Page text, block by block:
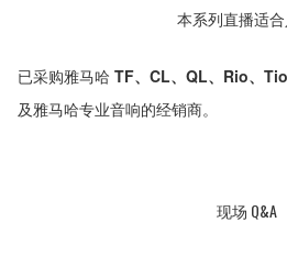
本系列直播适
已采购雅马哈 TF、CL、QL、Rio、
及雅马哈专业音响的经销商。
现场 Q&A